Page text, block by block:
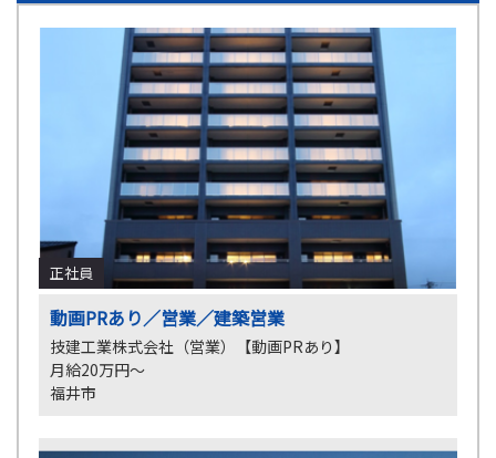
正社員
動画PRあり／営業／建築営業
技建工業株式会社（営業）【動画PRあり】
月給20万円～
福井市